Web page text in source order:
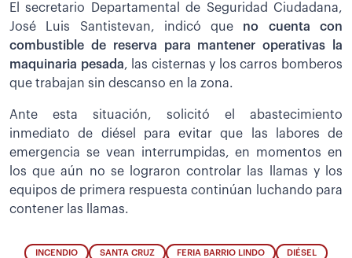
El secretario Departamental de Seguridad Ciudadana,
José Luis Santistevan, indicó que no cuenta con
combustible de reserva para mantener operativas la
maquinaria pesada, las cisternas y los carros bomberos
que trabajan sin descanso en la zona.
Ante esta situación, solicitó el abastecimiento
inmediato de diésel para evitar que las labores de
emergencia se vean interrumpidas, en momentos en
los que aún no se lograron controlar las llamas y los
equipos de primera respuesta continúan luchando para
contener las llamas.
INCENDIO SANTA CRUZ FERIA BARRIO LINDO DIÉSEL